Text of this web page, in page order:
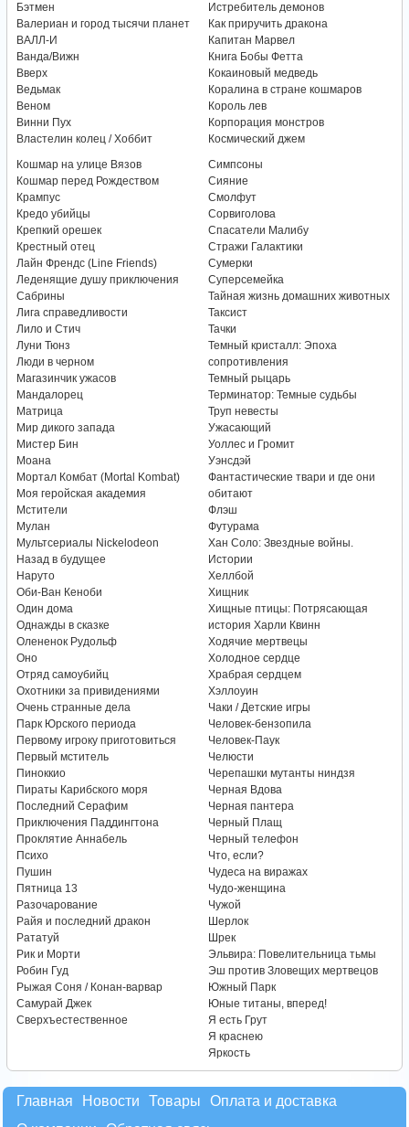
Бэтмен
Валериан и город тысячи планет
ВАЛЛ-И
Ванда/Вижн
Вверх
Ведьмак
Веном
Винни Пух
Властелин колец / Хоббит
Истребитель демонов
Как приручить дракона
Капитан Марвел
Книга Бобы Фетта
Кокаиновый медведь
Коралина в стране кошмаров
Король лев
Корпорация монстров
Космический джем
Кошмар на улице Вязов
Кошмар перед Рождеством
Крампус
Кредо убийцы
Крепкий орешек
Крестный отец
Лайн Френдс (Line Friends)
Леденящие душу приключения
Сабрины
Лига справедливости
Лило и Стич
Луни Тюнз
Люди в черном
Магазинчик ужасов
Мандалорец
Матрица
Мир дикого запада
Мистер Бин
Моана
Мортал Комбат (Mortal Kombat)
Моя геройская академия
Мстители
Мулан
Мультсериалы Nickelodeon
Назад в будущее
Наруто
Оби-Ван Кеноби
Один дома
Однажды в сказке
Олененок Рудольф
Оно
Отряд самоубийц
Охотники за привидениями
Очень странные дела
Парк Юрского периода
Первому игроку приготовиться
Первый мститель
Пиноккио
Пираты Карибского моря
Последний Серафим
Приключения Паддингтона
Проклятие Аннабель
Психо
Пушин
Пятница 13
Разочарование
Райя и последний дракон
Рататуй
Рик и Морти
Робин Гуд
Рыжая Соня / Конан-варвар
Самурай Джек
Сверхъестественное
Симпсоны
Сияние
Смолфут
Сорвиголова
Спасатели Малибу
Стражи Галактики
Сумерки
Суперсемейка
Тайная жизнь домашних животных
Таксист
Тачки
Темный кристалл: Эпоха
сопротивления
Темный рыцарь
Терминатор: Темные судьбы
Труп невесты
Ужасающий
Уоллес и Громит
Уэнсдэй
Фантастические твари и где они
обитают
Флэш
Футурама
Хан Соло: Звездные войны.
Истории
Хеллбой
Хищник
Хищные птицы: Потрясающая
история Харли Квинн
Ходячие мертвецы
Холодное сердце
Храбрая сердцем
Хэллоуин
Чаки / Детские игры
Человек-бензопила
Человек-Паук
Челюсти
Черепашки мутанты ниндзя
Черная Вдова
Черная пантера
Черный Плащ
Черный телефон
Что, если?
Чудеса на виражах
Чудо-женщина
Чужой
Шерлок
Шрек
Эльвира: Повелительница тьмы
Эш против Зловещих мертвецов
Южный Парк
Юные титаны, вперед!
Я есть Грут
Я краснею
Яркость
Главная Новости Товары
Оплата и доставка